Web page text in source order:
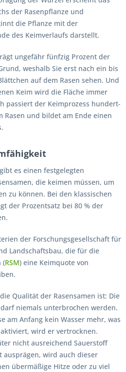
der Rasenpflanze und
die Pflanze mit der
des Keimverlaufs darstellt.
ungefähr fünfzig Prozent der
weshalb Sie erst nach ein bis
auf dem Rasen sehen. Und
Keim wird die Fläche immer
passiert der Keimprozess hundert-
Rasen und bildet am Ende einen
es einen festgelegten
die keimen müssen, um
zu können. Bei den klassischen
der Prozentsatz bei 80 % der
der Forschungsgesellschaft für
Landschaftsbau, die für die
(RSM) eine Keimquote von
Qualität der Rasensamen ist: Die
niemals unterbrochen werden.
am Anfang kein Wasser mehr, was
wird er vertrocknen.
nicht ausreichend Sauerstoff
ausprägen, wird auch dieser
übermäßige Hitze oder zu viel